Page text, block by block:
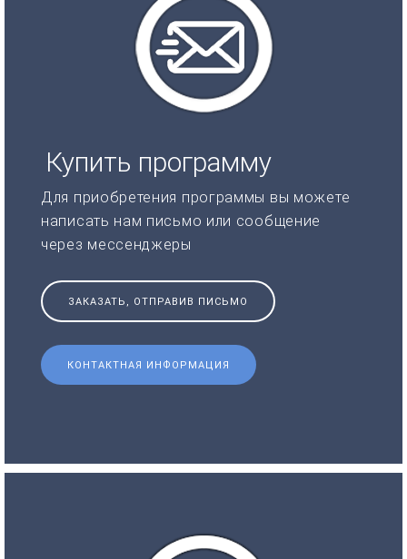
Купить программу
Для приобретения программы вы можете
написать нам письмо или сообщение
через мессенджеры
ЗАКАЗАТЬ, ОТПРАВИВ ПИСЬМО
КОНТАКТНАЯ ИНФОРМАЦИЯ